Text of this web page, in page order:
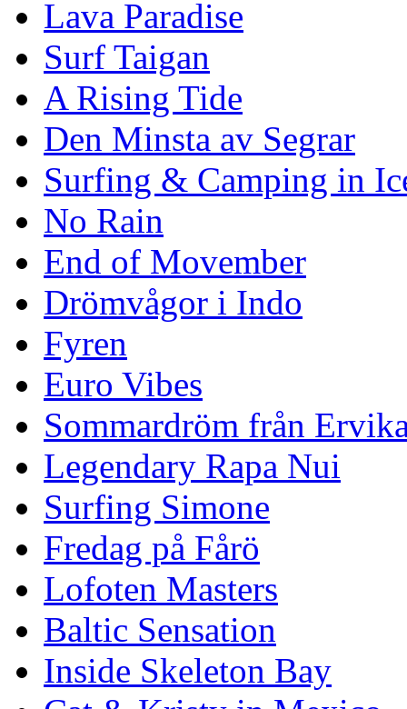
Lava Paradise
Surf Taigan
A Rising Tide
Den Minsta av Segrar
Surfing & Camping in
No Rain
End of Movember
Drömvågor i Indo
Fyren
Euro Vibes
Sommardröm från
Legendary Rapa Nui
Surfing Simone
Fredag på Fårö
Lofoten Masters
Baltic Sensation
Inside Skeleton Bay